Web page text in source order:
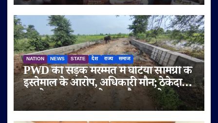
NATION NEWS STATE देश राज्य समाज
PWD की सड़क मरम्मत में घटिया सामग्री के
इस्तेमाल के आरोप, अधिकारी मौन; ठेकेदार
पर दोबारा गुणवत्ता से समझौता करने का
आरोप